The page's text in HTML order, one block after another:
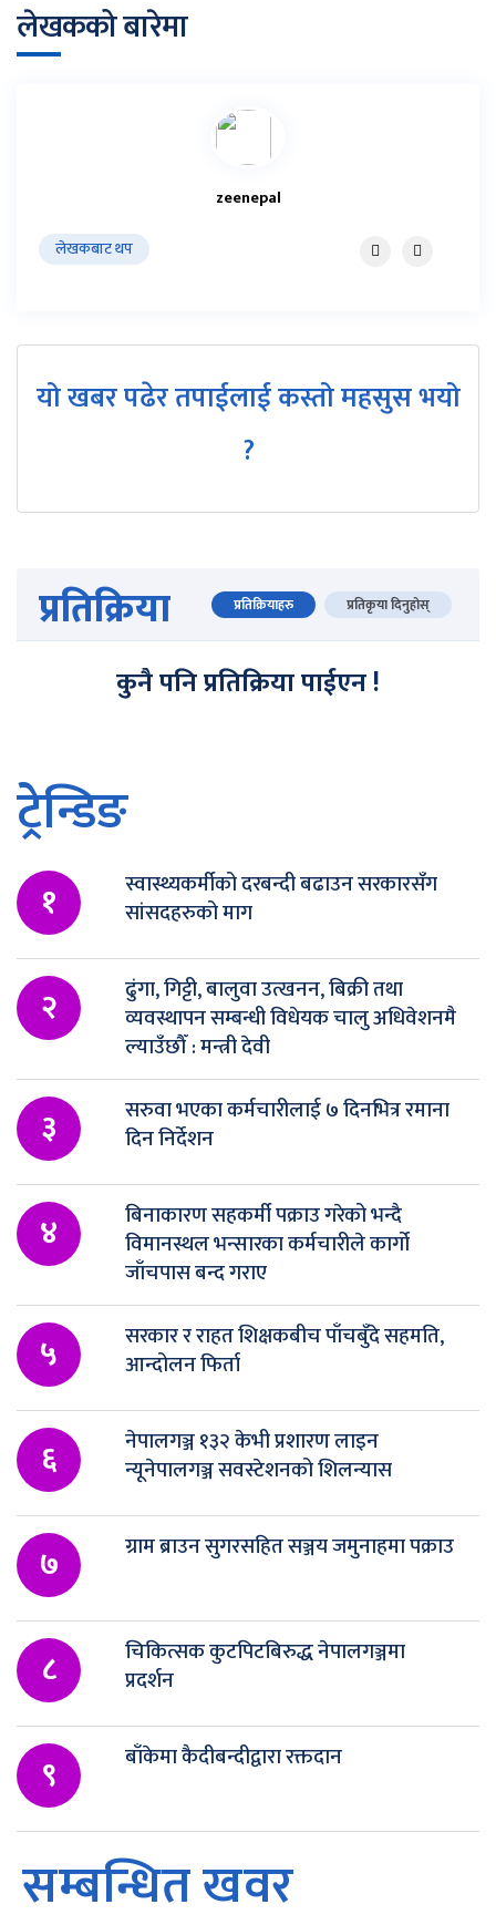
लेखकको बारेमा
zeenepal
लेखकबाट थप
यो खबर पढेर तपाईलाई कस्तो महसुस भयो
?
प्रतिक्रिया प्रतिक्रियाहरु प्रतिकृया दिनुहोस्
कुनै पनि प्रतिक्रिया पाईएन !
ट्रेन्डिङ
१
स्वास्थ्यकर्मीको दरबन्दी बढाउन सरकारसँग
सांसदहरुको माग
२
ढुंगा, गिट्टी, बालुवा उत्खनन, बिक्री तथा
व्यवस्थापन सम्बन्धी विधेयक चालु अधिवेशनमै
ल्याउँछौँ : मन्त्री देवी
३
सरुवा भएका कर्मचारीलाई ७ दिनभित्र रमाना
दिन निर्देशन
४
बिनाकारण सहकर्मी पक्राउ गरेको भन्दै
विमानस्थल भन्सारका कर्मचारीले कार्गो
जाँचपास बन्द गराए
५
सरकार र राहत शिक्षकबीच पाँचबुँदे सहमति,
आन्दोलन फिर्ता
६
नेपालगञ्ज १३२ केभी प्रशारण लाइन
न्यूनेपालगञ्ज सवस्टेशनको शिलन्यास
७ ग्राम ब्राउन सुगरसहित सञ्जय जमुनाहमा पक्राउ
८
चिकित्सक कुटपिटबिरुद्ध नेपालगञ्जमा
प्रदर्शन
९ बाँकेमा कैदीबन्दीद्वारा रक्तदान
सम्बन्धित खवर